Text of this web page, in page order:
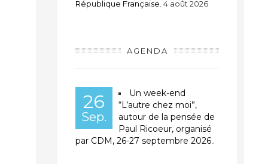
République Française. 4 août 2026
AGENDA
26
Sep.
Un week-end
“L’autre chez moi”,
autour de la pensée de
Paul Ricoeur, organisé
par CDM, 26-27 septembre 2026..